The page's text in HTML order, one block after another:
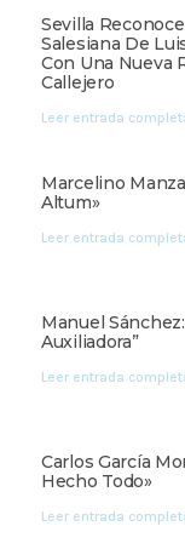
Sevilla
Salesiana De
Con Una Nueva
Callejero
Leer entrada
Marcelino
Altum»
Leer entrada
Manuel
Auxiliadora”
Leer entrada
Carlos García
Hecho Todo»
Leer entrada